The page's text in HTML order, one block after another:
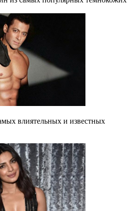
влиятельных и известных